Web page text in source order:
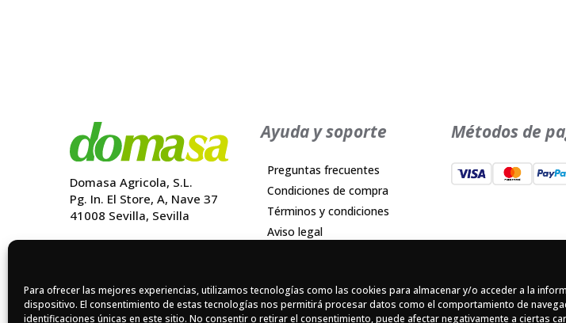
Para ofrecer las mejores experiencias, utilizamos tecnologías como las cookies para almacenar y/o acceder a la
dispositivo. El consentimiento de estas tecnologías nos permitirá procesar datos como el comportamiento de
identificaciones únicas en este sitio. No consentir o retirar el consentimiento, puede afectar negativamente a ciertas
Domasa Agricola, S.L.
Pg. In. El Store, A, Nave 37
41008 Sevilla, Sevilla
Quienes somos
Blog
Contacto
Ayuda y soporte
Preguntas frecuentes
Condiciones de compra
Términos y condiciones
Aviso legal
Política de calidad
Reclamaciones
Métodos de